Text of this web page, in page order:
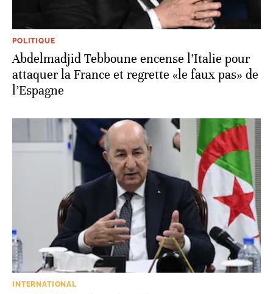
POLITIQUE
Abdelmadjid Tebboune encense l’Italie pour
attaquer la France et regrette «le faux pas» de
l’Espagne
INTERNATIONAL